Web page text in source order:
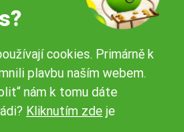
cookies. Primárně k
plavbu naším webem.
nám k tomu dáte
Kliknutím zde je